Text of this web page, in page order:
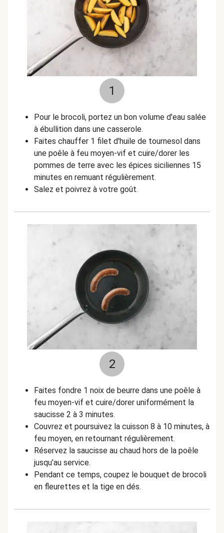
1
Pour le brocoli, portez un bon volume d'eau salée
à ébullition dans une casserole.
Faites chauffer 1 filet d'huile de tournesol dans
une poêle à feu moyen-vif et cuire/dorer les
pommes de terre avec les épices siciliennes 15
minutes en remuant régulièrement.
Salez et poivrez à votre goût.
2
Faites fondre 1 noix de beurre dans une poêle à
feu moyen-vif et cuire/dorer uniformément la
saucisse 2 à 3 minutes.
Couvrez et poursuivez la cuisson 8 à 10 minutes, à
feu moyen, en retournant régulièrement.
Réservez la saucisse au chaud hors de la poêle
jusqu’au service.
Pendant ce temps, coupez le bouquet de brocoli
en fleurettes et la tige en dés.